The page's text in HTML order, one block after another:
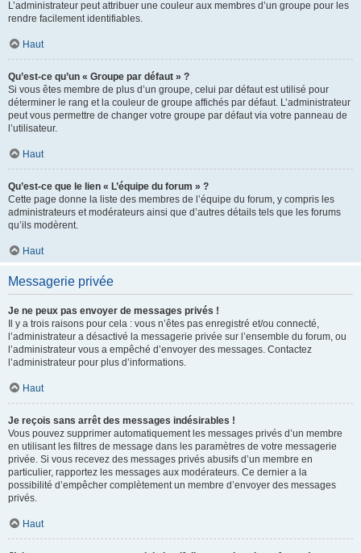
L’administrateur peut attribuer une couleur aux membres d’un groupe pour les
rendre facilement identifiables.
Haut
Qu’est-ce qu’un « Groupe par défaut » ?
Si vous êtes membre de plus d’un groupe, celui par défaut est utilisé pour
déterminer le rang et la couleur de groupe affichés par défaut. L’administrateur
peut vous permettre de changer votre groupe par défaut via votre panneau de
l’utilisateur.
Haut
Qu’est-ce que le lien « L’équipe du forum » ?
Cette page donne la liste des membres de l’équipe du forum, y compris les
administrateurs et modérateurs ainsi que d’autres détails tels que les forums
qu’ils modèrent.
Haut
Messagerie privée
Je ne peux pas envoyer de messages privés !
Il y a trois raisons pour cela : vous n’êtes pas enregistré et/ou connecté,
l’administrateur a désactivé la messagerie privée sur l’ensemble du forum, ou
l’administrateur vous a empêché d’envoyer des messages. Contactez
l’administrateur pour plus d’informations.
Haut
Je reçois sans arrêt des messages indésirables !
Vous pouvez supprimer automatiquement les messages privés d’un membre
en utilisant les filtres de message dans les paramètres de votre messagerie
privée. Si vous recevez des messages privés abusifs d’un membre en
particulier, rapportez les messages aux modérateurs. Ce dernier a la
possibilité d’empêcher complètement un membre d’envoyer des messages
privés.
Haut